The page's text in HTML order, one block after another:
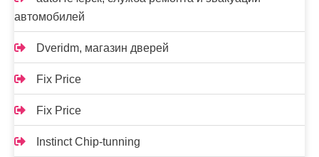
автомобилей
Dveridm, магазин дверей
Fix Price
Fix Price
Instinct Chip-tunning